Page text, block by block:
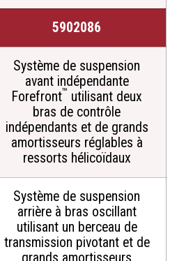
5902086
Système de suspension
avant indépendante
Forefront™ utilisant deux
bras de contrôle
indépendants et de grands
amortisseurs réglables à
ressorts hélicoïdaux
Système de suspension
arrière à bras oscillant
utilisant un berceau de
transmission pivotant et de
grands amortisseurs